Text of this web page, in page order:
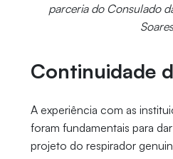
parceria do Consulado
Continuidade
A experiência com as
foram fundamentais para
projeto do respirador